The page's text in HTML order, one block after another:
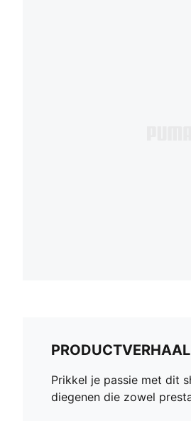
PRODUCTVERHAAL
Prikkel je passie met dit
diegenen die zowel